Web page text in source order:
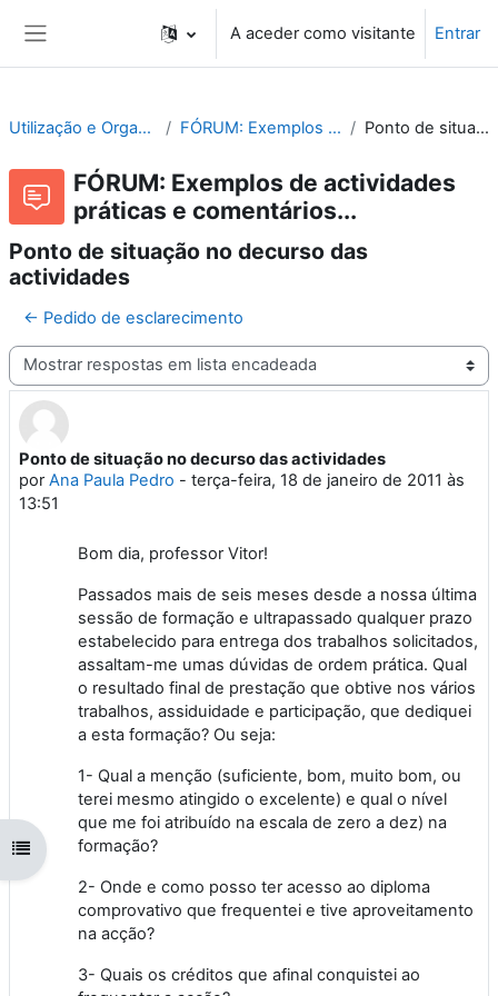
A aceder como visitante Entrar
Abrir índice da disciplina
Utilização e Organização de Laboratórios Escolares FÓRUM: Exemplos de actividades práticas e comentários... Ponto de situação no decurso das actividades
FÓRUM: Exemplos de actividades
práticas e comentários...
Ponto de situação no decurso das
actividades
← Pedido de esclarecimento
Modo de visualização
Ponto de situação no decurso das actividades
porAna Paula Pedro - terça-feira, 18 de janeiro de 2011 às
13:51
Número de respostas: 2
Bom dia, professor Vitor!
Passados mais de seis meses desde a nossa última
sessão de formação e ultrapassado qualquer prazo
estabelecido para entrega dos trabalhos solicitados,
assaltam-me umas dúvidas de ordem prática. Qual
o resultado final de prestação que obtive nos vários
trabalhos, assiduidade e participação, que dediquei
a esta formação? Ou seja:
1- Qual a menção (suficiente, bom, muito bom, ou
terei mesmo atingido o excelente) e qual o nível
que me foi atribuído na escala de zero a dez) na
formação?
2- Onde e como posso ter acesso ao diploma
comprovativo que frequentei e tive aproveitamento
na acção?
3- Quais os créditos que afinal conquistei ao